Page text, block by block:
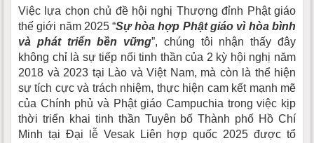
Việc lựa chọn chủ đề hội nghị Thượng đỉnh Phật giáo
thế giới năm 2025 “Sự hòa hợp Phật giáo vì hòa bình
và phát triển bền vững”, chúng tôi nhận thấy đây
không chỉ là sự tiếp nối tinh thần của 2 kỳ hội nghị năm
2018 và 2023 tại Lào và Việt Nam, mà còn là thể hiện
sự tích cực và trách nhiệm, thực hiện cam kết mạnh mẽ
của Chính phủ và Phật giáo Campuchia trong việc kịp
thời triển khai tinh thần Tuyên bố Thành phố Hồ Chí
Minh tại Đại lễ Vesak Liên hợp quốc 2025 được tổ